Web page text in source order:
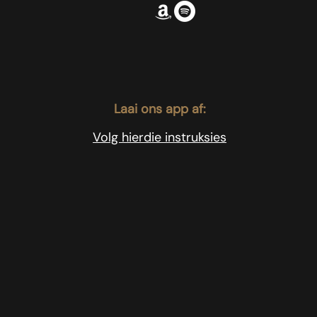
Laai ons app af:
Volg hierdie instruksies